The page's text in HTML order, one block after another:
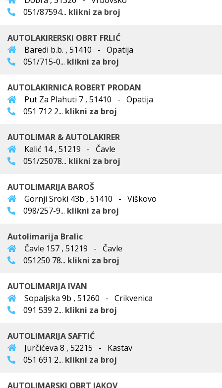
051/87594... klikni za broj
AUTOLAKIRERSKI OBRT FRLIĆ
Baredi b.b. , 51410 - Opatija
051/715-0... klikni za broj
AUTOLAKIRNICA ROBERT PRODAN
Put Za Plahuti 7 , 51410 - Opatija
051 712 2... klikni za broj
AUTOLIMAR & AUTOLAKIRER
Kalić 14 , 51219 - Čavle
051/25078... klikni za broj
AUTOLIMARIJA BAROŠ
Gornji Sroki 43b , 51410 - Viškovo
098/257-9... klikni za broj
Autolimarija Bralic
Čavle 157 , 51219 - Čavle
051250 78... klikni za broj
AUTOLIMARIJA IVAN
Sopaljska 9b , 51260 - Crikvenica
091 539 2... klikni za broj
AUTOLIMARIJA SAFTIĆ
Jurčićeva 8 , 52215 - Kastav
051 691 2... klikni za broj
AUTOLIMARSKI OBRT JAKOV